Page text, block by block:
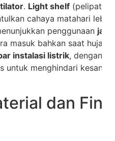
. Light shelf (pelipat
cahaya matahari
penggunaan
masuk bahkan saat hujan.
instalasi listrik, dengan
untuk menghindari kesan
dan